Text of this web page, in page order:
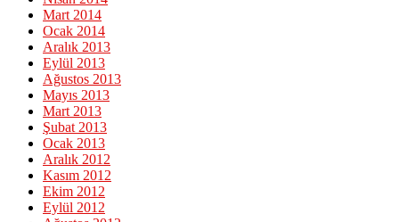
Mart 2014
Ocak 2014
Aralık 2013
Eylül 2013
Ağustos 2013
Mayıs 2013
Mart 2013
Şubat 2013
Ocak 2013
Aralık 2012
Kasım 2012
Ekim 2012
Eylül 2012